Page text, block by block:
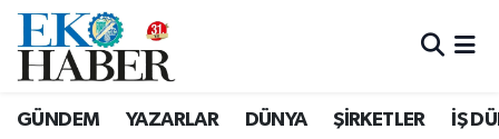
GÜNDEM YAZARLAR DÜNYA ŞİRKETLER İŞ
Hava Durumu